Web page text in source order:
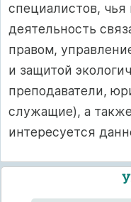
специалистов, чья
деятельность
правом,
и защитой
преподаватели,
служащие), а
интересуется